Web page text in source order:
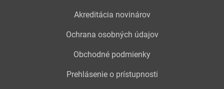
Akreditácia novinárov
Ochrana osobných údajov
Obchodné podmienky
Prehlásenie o prístupnosti